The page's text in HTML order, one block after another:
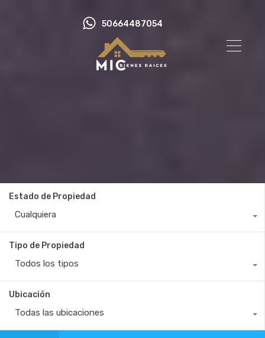
50664487054
Estado de Propiedad
Cualquiera
Tipo de Propiedad
Todos los tipos
Ubicación
Todas las ubicaciones